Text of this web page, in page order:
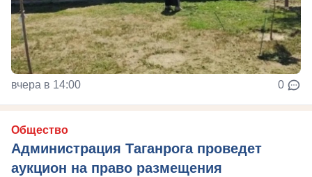
вчера в 14:00 0
Общество
Администрация Таганрога проведет
аукцион на право размещения